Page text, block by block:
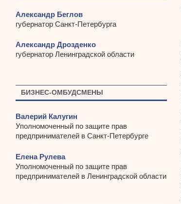
Александр Беглов
губернатор Санкт-Петербурга
Александр Дрозденко
губернатор Ленинградской области
БИЗНЕС-ОМБУДСМЕНЫ
Валерий Калугин
Уполномоченный по защите прав
предпринимателей в Санкт-Петербурге
Елена Рулева
Уполномоченный по защите прав
предпринимателей в Ленинградской области